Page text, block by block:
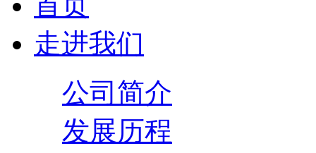
走进我们
公司简介
发展历程